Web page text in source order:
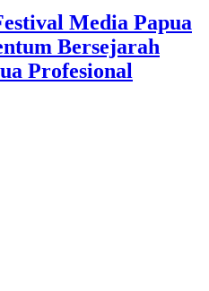
Media Papua
Bersejarah
Profesional